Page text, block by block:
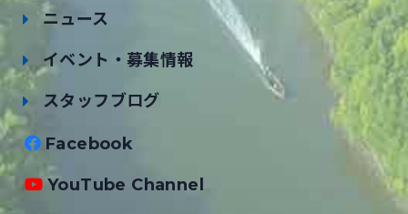
ニュース
イベント・募集情報
スタッフブログ
Facebook
YouTube Channel